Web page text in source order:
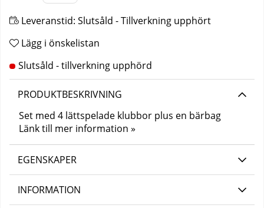
Leveranstid: Slutsåld - Tillverkning upphört
Lägg i önskelistan
PRODUKTBESKRIVNING
Set med 4 lättspelade klubbor plus en bärbag
Länk till mer information »
EGENSKAPER
INFORMATION